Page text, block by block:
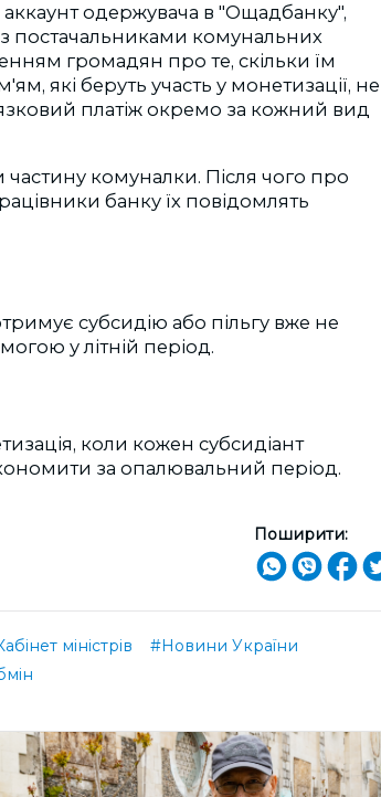
одержувача в "Ощадбанку",
постачальниками комунальних
громадян про те, скільки їм
які беруть участь у монетизації, не
платіж окремо за кожний вид
комуналки. Після чого про
банку їх повідомлять
субсидію або пільгу вже не
у літній період.
коли кожен субсидіант
за опалювальний період.
Поширити:
міністрів
#Новини України